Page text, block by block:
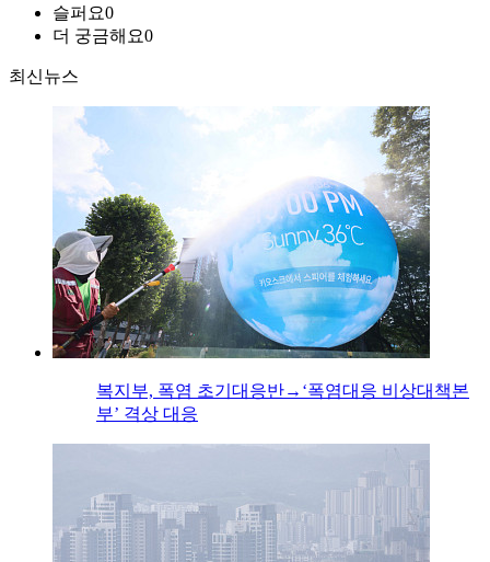
슬퍼요0
더 궁금해요0
최신뉴스
복지부, 폭염 초기대응반→‘폭염대응 비상대책본
부’ 격상 대응